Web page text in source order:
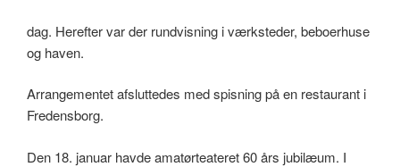
dag. Herefter var der rundvisning i værksteder, beboerhuse
og haven.
Arrangementet afsluttedes med spisning på en restaurant i
Fredensborg.
Den 18. januar havde amatørteateret 60 års jubilæum. I